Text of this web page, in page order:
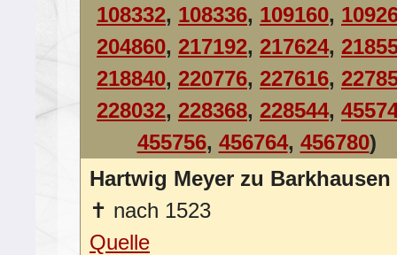
108332, 108336, 109160,
204860, 217192, 217624,
218840, 220776, 227616,
228032, 228368, 228544,
455756, 456764, 456780)
Hartwig Meyer zu Barkhausen
✝ nach 1523
Quelle